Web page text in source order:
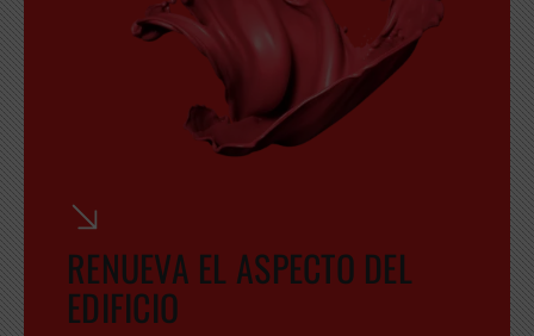
RENUEVA EL ASPECTO DEL
EDIFICIO